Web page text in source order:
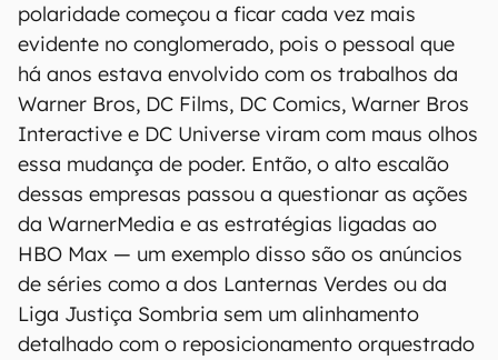
polaridade começou a ficar cada vez mais
evidente no conglomerado, pois o pessoal que
há anos estava envolvido com os trabalhos da
Warner Bros, DC Films, DC Comics, Warner Bros
Interactive e DC Universe viram com maus olhos
essa mudança de poder. Então, o alto escalão
dessas empresas passou a questionar as ações
da WarnerMedia e as estratégias ligadas ao
HBO Max — um exemplo disso são os anúncios
de séries como a dos Lanternas Verdes ou da
Liga Justiça Sombria sem um alinhamento
detalhado com o reposicionamento orquestrado